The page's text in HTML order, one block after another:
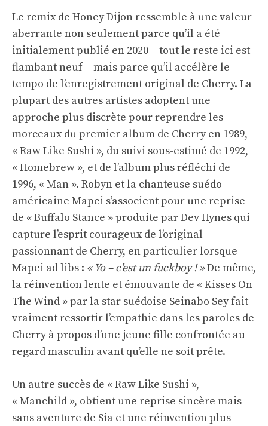
Le remix de Honey Dijon ressemble à une valeur
aberrante non seulement parce qu’il a été
initialement publié en 2020 – tout le reste ici est
flambant neuf – mais parce qu’il accélère le
tempo de l’enregistrement original de Cherry. La
plupart des autres artistes adoptent une
approche plus discrète pour reprendre les
morceaux du premier album de Cherry en 1989,
« Raw Like Sushi », du suivi sous-estimé de 1992,
« Homebrew », et de l’album plus réfléchi de
1996, « Man ». Robyn et la chanteuse suédo-
américaine Mapei s’associent pour une reprise
de « Buffalo Stance » produite par Dev Hynes qui
capture l’esprit courageux de l’original
passionnant de Cherry, en particulier lorsque
Mapei ad libs : « Yo – c’est un fuckboy ! »De même,
la réinvention lente et émouvante de « Kisses On
The Wind » par la star suédoise Seinabo Sey fait
vraiment ressortir l’empathie dans les paroles de
Cherry à propos d’une jeune fille confrontée au
regard masculin avant qu’elle ne soit prête.
Un autre succès de « Raw Like Sushi »,
« Manchild », obtient une reprise sincère mais
sans aventure de Sia et une réinvention plus